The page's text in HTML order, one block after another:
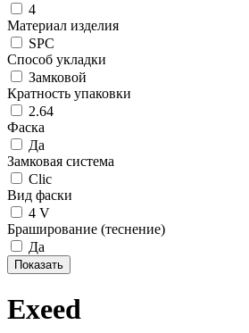
4
Материал изделия
SPC
Способ укладки
Замковой
Кратность упаковки
2.64
Фаска
Да
Замковая система
Сlic
Вид фаски
4 V
Браширование (теснение)
Да
Exeed